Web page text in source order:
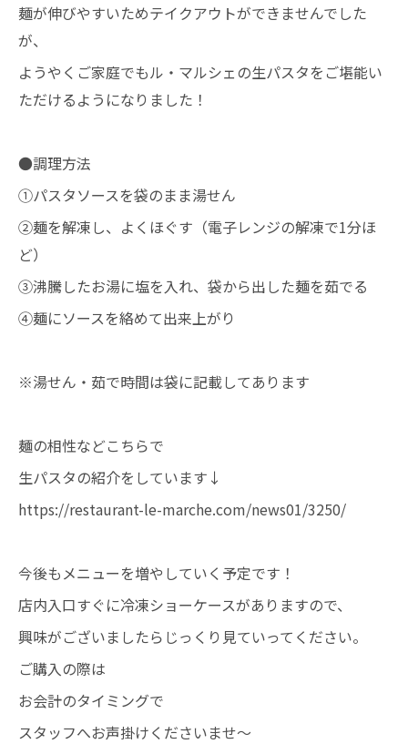
麺が伸びやすいためテイクアウトができませんでした
が、
ようやくご家庭でもル・マルシェの生パスタをご堪能い
ただけるようになりました！
●調理方法
①パスタソースを袋のまま湯せん
②麺を解凍し、よくほぐす（電子レンジの解凍で1分ほ
ど）
③沸騰したお湯に塩を入れ、袋から出した麺を茹でる
④麺にソースを絡めて出来上がり
※湯せん・茹で時間は袋に記載してあります
麺の相性などこちらで
生パスタの紹介をしています↓
https://restaurant-le-marche.com/news01/3250/
今後もメニューを増やしていく予定です！
店内入口すぐに冷凍ショーケースがありますので、
興味がございましたらじっくり見ていってください。
ご購入の際は
お会計のタイミングで
スタッフへお声掛けくださいませ～